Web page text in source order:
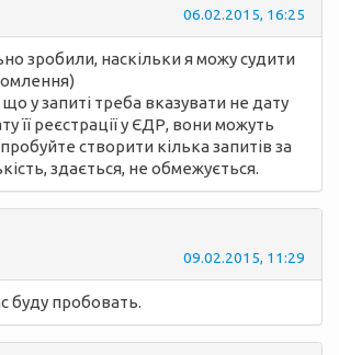
06.02.2015, 16:25
зробили, наскільки я можу судити
у запиті треба вказувати не дату
її реєстрації у ЄДР, вони можуть
створити кілька запитів за
здається, не обмежується.
09.02.2015, 11:29
буду пробовать.